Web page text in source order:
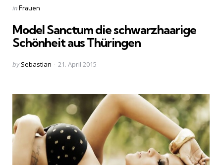
Categories
Posted
inFrauen
Model Sanctum die schwarzhaarige
Schönheit aus Thüringen
Posted
by Sebastian 21. April 2015